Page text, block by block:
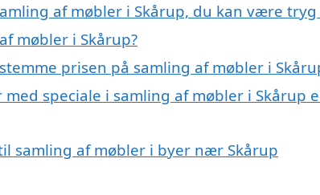
af møbler i Skårup, du kan være tryg
møbler i Skårup?
prisen på samling af møbler i
speciale i samling af møbler i Skårup
samling af møbler i byer nær Skårup